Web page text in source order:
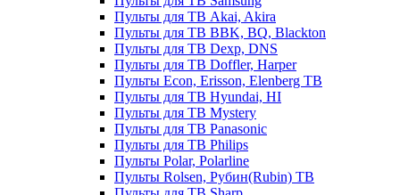
Пульты для ТВ Akai, Akira
Пульты для ТВ BBK, BQ, Blackton
Пульты для ТВ Dexp, DNS
Пульты для ТВ Doffler, Harper
Пульты Econ, Erisson, Elenberg ТВ
Пульты для ТВ Hyundai, HI
Пульты для ТВ Mystery
Пульты для ТВ Panasonic
Пульты для ТВ Philips
Пульты Polar, Polarline
Пульты Rolsen, Рубин(Rubin) ТВ